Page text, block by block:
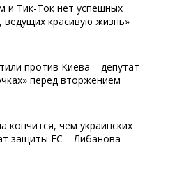
и Тик-Ток нет успешных
ведущих красивую жизнь»
против Киева – депутат
перед вторжением
кончится, чем украинских
защиты ЕС – Либанова